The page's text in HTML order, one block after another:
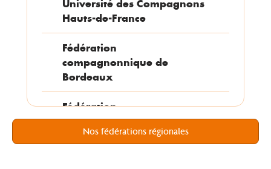
Université des Compagnons
Hauts-de-France
Fédération
compagnonnique de
Bordeaux
Fédération
compagnonnique de
Grenoble
Nos fédérations régionales